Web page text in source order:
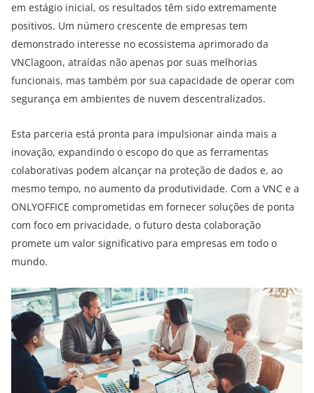
em estágio inicial, os resultados têm sido extremamente
positivos. Um número crescente de empresas tem
demonstrado interesse no ecossistema aprimorado da
VNClagoon, atraídas não apenas por suas melhorias
funcionais, mas também por sua capacidade de operar com
segurança em ambientes de nuvem descentralizados.
Esta parceria está pronta para impulsionar ainda mais a
inovação, expandindo o escopo do que as ferramentas
colaborativas podem alcançar na proteção de dados e, ao
mesmo tempo, no aumento da produtividade. Com a VNC e a
ONLYOFFICE comprometidas em fornecer soluções de ponta
com foco em privacidade, o futuro desta colaboração
promete um valor significativo para empresas em todo o
mundo.